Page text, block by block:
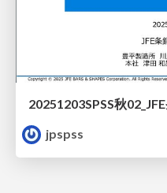
20251203SPSS秋
jpspss